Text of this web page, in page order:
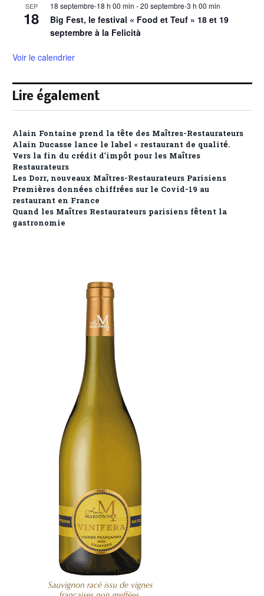
SEP
18
18 septembre-18 h 00 min -20 septembre-3 h 00 min
Big Fest, le festival « Food et Teuf » 18 et 19
septembre à la Felicità
Voir le calendrier
Lire également
Alain Fontaine prend la tête des Maîtres-Restaurateurs
Alain Ducasse lance le label « restaurant de qualité.
Vers la fin du crédit d’impôt pour les Maîtres
Restaurateurs
Les Dorr, nouveaux Maîtres-Restaurateurs Parisiens
Premières données chiffrées sur le Covid-19 au
restaurant en France
Quand les Maîtres Restaurateurs parisiens fêtent la
gastronomie